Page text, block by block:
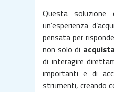
Questa soluzione
un’esperienza
pensata per
non solo di
di interagire
importanti e di
strumenti, creando